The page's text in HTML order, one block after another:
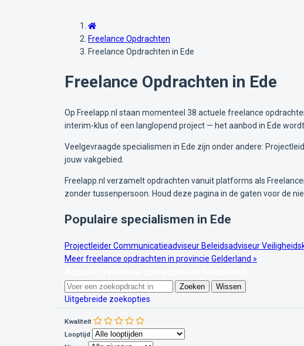
Freelance Opdrachten
Freelance Opdrachten in Ede
Freelance Opdrachten in Ede
Op Freelapp.nl staan momenteel 38 actuele freelance
interim-klus of een langlopend project — het aanbod in Ede
Veelgevraagde specialismen in Ede zijn onder andere:
jouw vakgebied.
Freelapp.nl verzamelt opdrachten vanuit platforms als
zonder tussenpersoon. Houd deze pagina in de gaten voor de
Populaire specialismen in Ede
ProjectleiderCommunicatieadviseur Beleidsadviseur
Meer freelance opdrachten in provincie Gelderland »
Zoeken Wissen
Uitgebreide zoekopties
Kwaliteit
Looptijd